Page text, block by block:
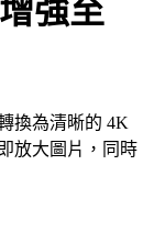
強至
換為清晰的 4K
放大圖片，同時